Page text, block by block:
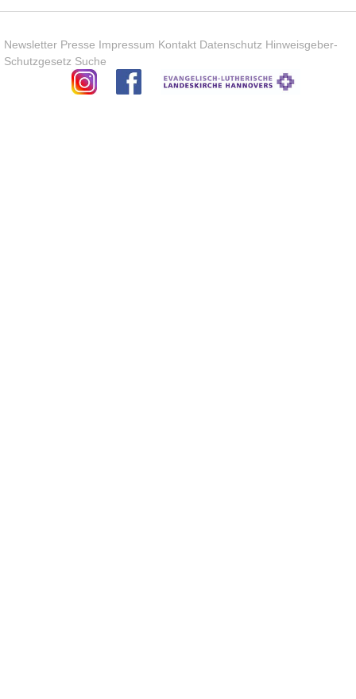
Newsletter Presse Impressum Kontakt Datenschutz Hinweisgeber-
Schutzgesetz Suche